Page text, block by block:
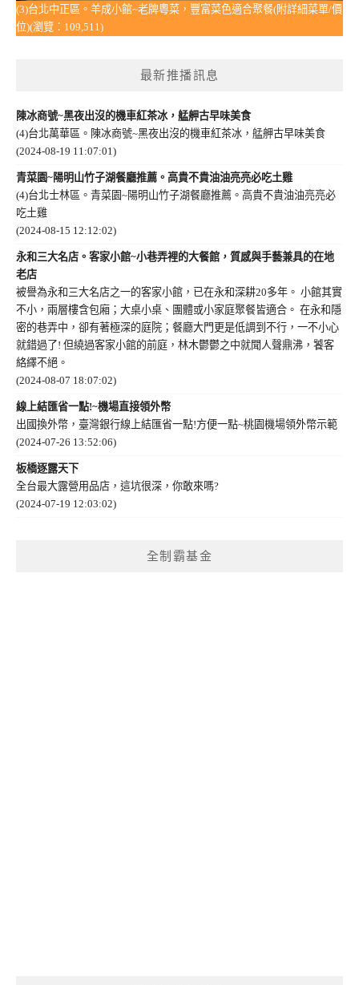
(3)台北中正區。羊成小館~老牌粵菜，豐富菜色適合聚餐(附詳細菜單/價
位)(瀏覽：109,511)
最新推播訊息
陳冰商號~黑夜出沒的機車紅茶冰，艋舺古早味美食
(4)台北萬華區。陳冰商號~黑夜出沒的機車紅茶冰，艋舺古早味美食
(2024-08-19 11:07:01)
青菜園~陽明山竹子湖餐廳推薦。高貴不貴油油亮亮必吃土雞
(4)台北士林區。青菜園~陽明山竹子湖餐廳推薦。高貴不貴油油亮亮必
吃土雞
(2024-08-15 12:12:02)
永和三大名店。客家小館~小巷弄裡的大餐館，質感與手藝兼具的在地
老店
被譽為永和三大名店之一的客家小館，已在永和深耕20多年。 小館其實
不小，兩層樓含包廂；大桌小桌、團體或小家庭聚餐皆適合。 在永和隱
密的巷弄中，卻有著極深的庭院；餐廳大門更是低調到不行，一不小心
就錯過了! 但繞過客家小館的前庭，林木鬱鬱之中就聞人聲鼎沸，饕客
絡繹不絕。
(2024-08-07 18:07:02)
線上結匯省一點!~機場直接領外幣
出國換外幣，臺灣銀行線上結匯省一點!方便一點~桃園機場領外幣示範
(2024-07-26 13:52:06)
板橋逐露天下
全台最大露營用品店，這坑很深，你敢來嗎?
(2024-07-19 12:03:02)
全制霸基金